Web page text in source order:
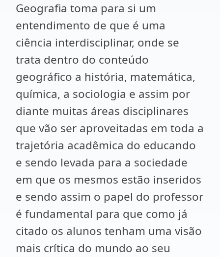
Geografia toma para si um
entendimento de que é uma
ciência interdisciplinar, onde se
trata dentro do conteúdo
geográfico a história, matemática,
química, a sociologia e assim por
diante muitas áreas disciplinares
que vão ser aproveitadas em toda a
trajetória acadêmica do educando
e sendo levada para a sociedade
em que os mesmos estão inseridos
e sendo assim o papel do professor
é fundamental para que como já
citado os alunos tenham uma visão
mais crítica do mundo ao seu